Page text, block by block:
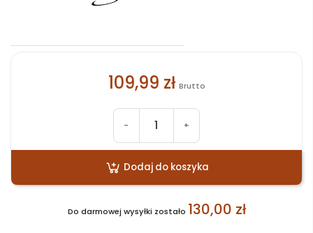
109,99 zł Brutto
- +
Dodaj do koszyka
Do darmowej wysyłki zostało 130,00 zł